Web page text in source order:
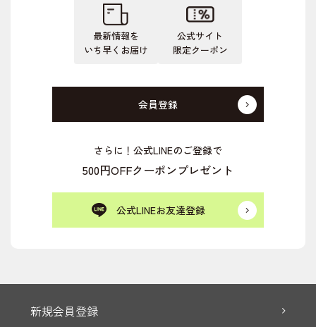
最新情報を
いち早くお届け
公式サイト
限定クーポン
会員登録
さらに！公式LINEのご登録で
500円OFFクーポンプレゼント
公式LINEお友達登録
新規会員登録